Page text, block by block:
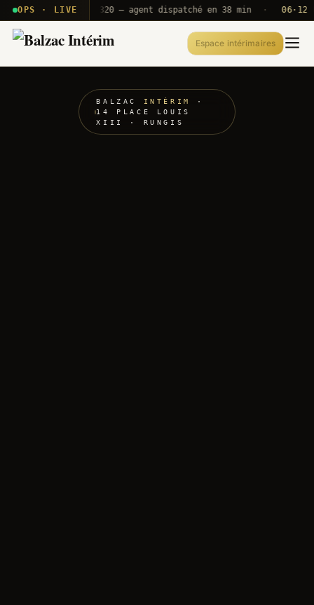
OPS · LIVE
T2E · B71 Push A320 — agent dispatché en 38 min · 06·12 UTC
Espace intérimaires
BALZAC INTÉRIM
·
14 PLACE LOUIS
XIII · RUNGIS